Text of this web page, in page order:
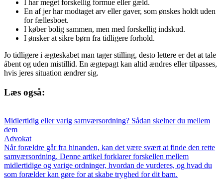
I har meget forskellig formue eller gæld.
En af jer har modtaget arv eller gaver, som ønskes holdt uden
for fællesboet.
I køber bolig sammen, men med forskellig indskud.
I ønsker at sikre børn fra tidligere forhold.
Jo tidligere i ægteskabet man tager stilling, desto lettere er det at tale
åbent og uden mistillid. En ægtepagt kan altid ændres eller tilpasses,
hvis jeres situation ændrer sig.
Læs også:
Midlertidig eller varig samværsordning? Sådan skelner du mellem
dem
Advokat
Når forældre går fra hinanden, kan det være svært at finde den rette
samværsordning. Denne artikel forklarer forskellen mellem
midlertidige og varige ordninger, hvordan de vurderes, og hvad du
som forælder kan gøre for at skabe tryghed for dit barn.